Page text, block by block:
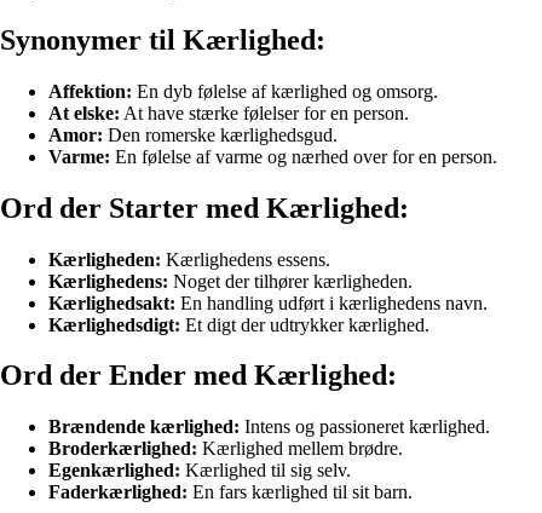
Synonymer til Kærlighed:
Affektion: En dyb følelse af kærlighed og omsorg.
At elske: At have stærke følelser for en person.
Amor: Den romerske kærlighedsgud.
Varme: En følelse af varme og nærhed over for en person.
Ord der Starter med Kærlighed:
Kærligheden: Kærlighedens essens.
Kærlighedens: Noget der tilhører kærligheden.
Kærlighedsakt: En handling udført i kærlighedens navn.
Kærlighedsdigt: Et digt der udtrykker kærlighed.
Ord der Ender med Kærlighed:
Brændende kærlighed: Intens og passioneret kærlighed.
Broderkærlighed: Kærlighed mellem brødre.
Egenkærlighed: Kærlighed til sig selv.
Faderkærlighed: En fars kærlighed til sit barn.